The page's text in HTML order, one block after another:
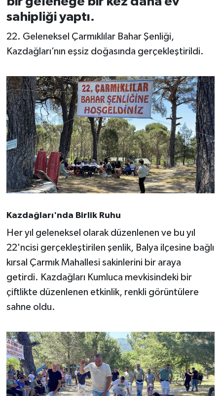
sahipliği yaptı.
22. Geleneksel Çarmıklılar Bahar Şenliği,
Kazdağları’nın eşsiz doğasında gerçekleştirildi.
Kazdağları'nda Birlik Ruhu
Her yıl geleneksel olarak düzenlenen ve bu yıl
22'ncisi gerçekleştirilen şenlik, Balya ilçesine bağlı
kırsal Çarmık Mahallesi sakinlerini bir araya
getirdi. Kazdağları Kumluca mevkisindeki bir
çiftlikte düzenlenen etkinlik, renkli görüntülere
sahne oldu.
İvrindi
KENT GÜNDEMİ
KÜLTÜR-SANAT
MAGAZİN
MANŞET
Manyas
Resmi İlanlar
SAĞLIK
SİYASET
Sındırgı